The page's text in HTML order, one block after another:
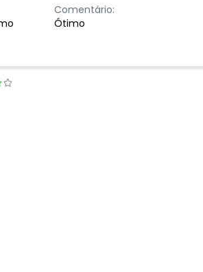
Comentário:
Ótimo